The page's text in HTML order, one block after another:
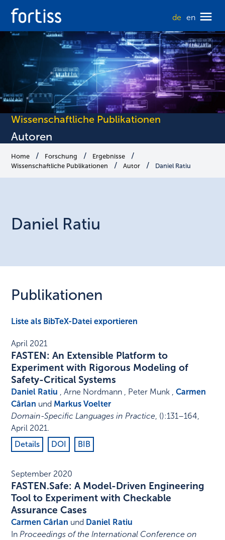
de en
Wissenschaftliche Publikationen
Autoren
Home Forschung
Ergebnisse
Wissenschaftliche Publikationen
Autor Daniel Ratiu
Daniel Ratiu
Publikationen
Liste als BibTeX-Datei exportieren
April 2021
FASTEN: An Extensible Platform to
Experiment with Rigorous Modeling of
Safety-Critical Systems
Daniel Ratiu , Arne Nordmann , Peter Munk ,Carmen
Cârlan und Markus Voelter
Domain-Specific Languages in Practice, ():131–164,
April 2021.
Details
DOI BIB
September 2020
FASTEN.Safe: A Model-Driven Engineering
Tool to Experiment with Checkable
Assurance Cases
Carmen Cârlan und Daniel Ratiu
InProceedings of the International Conference on